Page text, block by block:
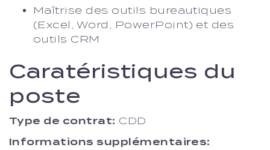
Maîtrise des outils bureautiques
(Excel, Word, PowerPoint) et des
outils CRM
Caratéristiques du
poste
Type de contrat: CDD
Informations supplémentaires: